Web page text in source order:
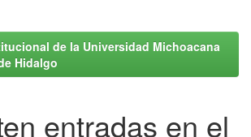
de la Universidad Michoacana
Hidalgo
entradas en el